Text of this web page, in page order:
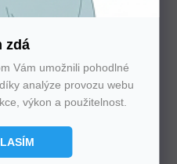
zdá
Vám umožnili pohodlné
analýze provozu webu
výkon a použitelnost.
se může
odroste
pro obě ratolesti
let dopředu.
patrové postele